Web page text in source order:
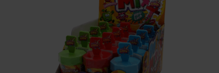
-43%